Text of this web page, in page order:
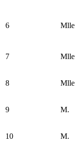
6 Mlle
7 Mlle
8 Mlle
9 M.
10 M.